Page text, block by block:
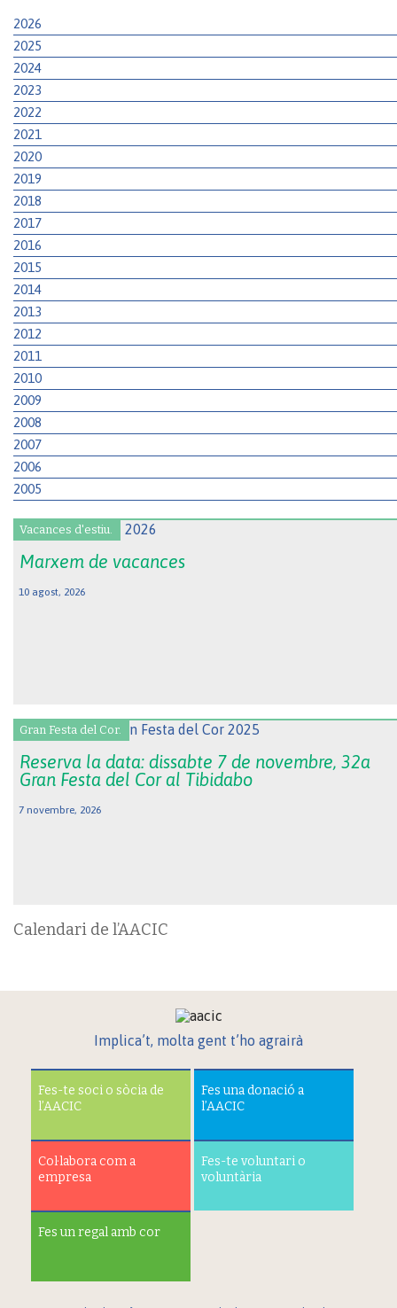
2026
2025
2024
2023
2022
2021
2020
2019
2018
2017
2016
2015
2014
2013
2012
2011
2010
2009
2008
2007
2006
2005
Vacances d'estiu.
Marxem de vacances
10 agost, 2026
Gran Festa del Cor.
Reserva la data: dissabte 7 de novembre, 32a
Gran Festa del Cor al Tibidabo
7 novembre, 2026
Calendari de l’AACIC
Implica’t, molta gent t’ho agrairà
Fes-te soci o sòcia de
l’AACIC
Fes una donació a
l’AACIC
Col·labora com a
empresa
Fes-te voluntari o
voluntària
Fes un regal amb cor